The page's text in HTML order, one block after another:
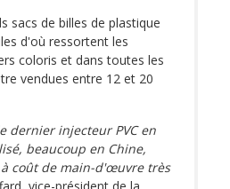
sacs de billes de plastique
d'où ressortent les
coloris et dans toutes les
vendues entre 12 et 20
dernier injecteur PVC en
beaucoup en Chine,
coût de main-d'œuvre très